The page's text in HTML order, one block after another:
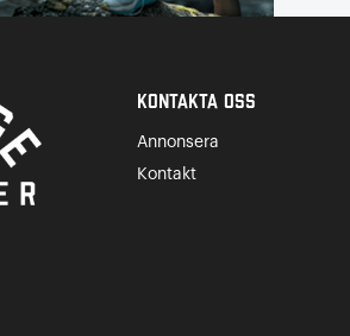
Kontakta Oss
Annonsera
Kontakt